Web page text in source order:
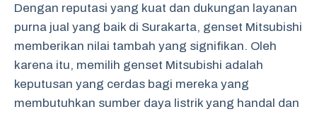
Dengan reputasi yang kuat dan dukungan layanan
purna jual yang baik di Surakarta, genset Mitsubishi
memberikan nilai tambah yang signifikan. Oleh
karena itu, memilih genset Mitsubishi adalah
keputusan yang cerdas bagi mereka yang
membutuhkan sumber daya listrik yang handal dan